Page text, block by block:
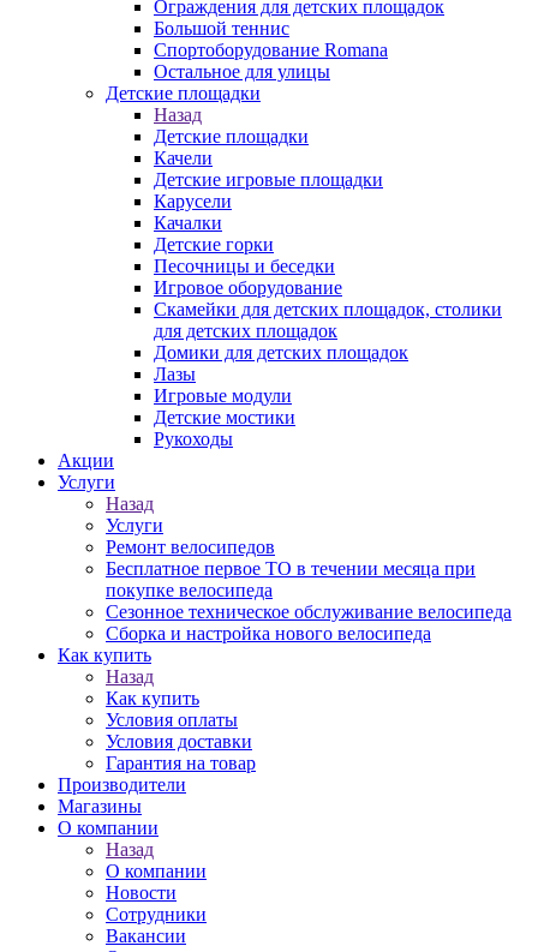
Ограждения для детских площадок
Большой теннис
Спортоборудование Romana
Остальное для улицы
Детские площадки
Назад
Детские площадки
Качели
Детские игровые площадки
Карусели
Качалки
Детские горки
Песочницы и беседки
Игровое оборудование
Скамейки для детских площадок, столики
для детских площадок
Домики для детских площадок
Лазы
Игровые модули
Детские мостики
Рукоходы
Акции
Услуги
Назад
Услуги
Ремонт велосипедов
Бесплатное первое ТО в течении месяца при
покупке велосипеда
Сезонное техническое обслуживание велосипеда
Сборка и настройка нового велосипеда
Как купить
Назад
Как купить
Условия оплаты
Условия доставки
Гарантия на товар
Производители
Магазины
О компании
Назад
О компании
Новости
Сотрудники
Вакансии